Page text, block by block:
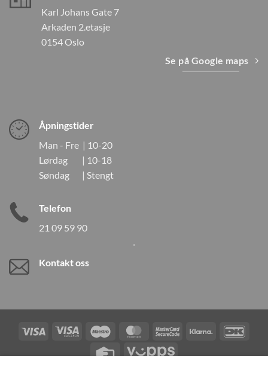
Karl Johans Gate 7
Arkaden 2.etasje
0154 Oslo
Se på Google maps
Åpningstider
Man - Fre | 10-20
Lørdag | 10-18
Søndag | Stengt
Telefon
21 09 59 90
Kontakt oss
Visa
Visa
Maestro MasterCardMasterCardKlarna
Credit
Vipps